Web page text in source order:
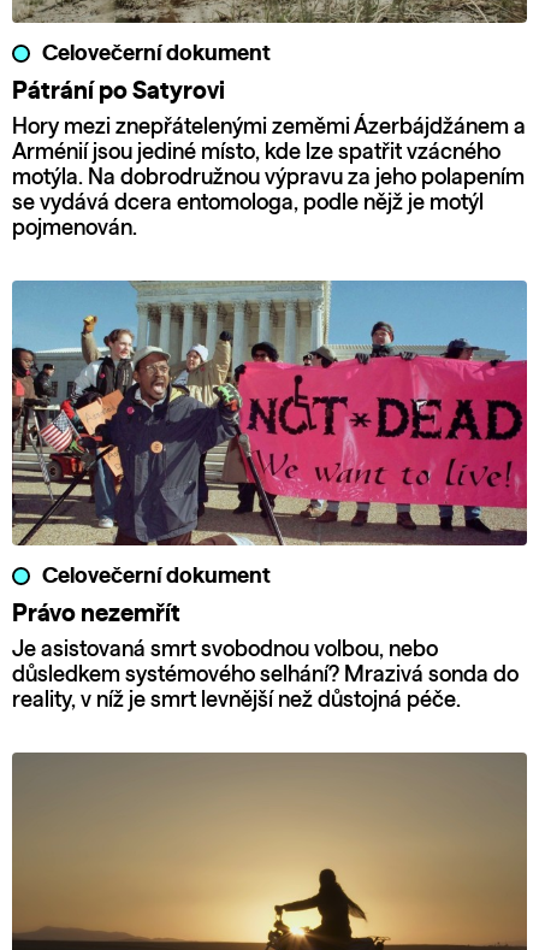
Celovečerní dokument
Pátrání po Satyrovi
Hory mezi znepřátelenými zeměmi Ázerbájdžánem a
Arménií jsou jediné místo, kde lze spatřit vzácného
motýla. Na dobrodružnou výpravu za jeho polapením
se vydává dcera entomologa, podle nějž je motýl
pojmenován.
Celovečerní dokument
Právo nezemřít
Je asistovaná smrt svobodnou volbou, nebo
důsledkem systémového selhání? Mrazivá sonda do
reality, v níž je smrt levnější než důstojná péče.